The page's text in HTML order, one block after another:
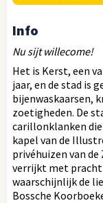
Info
Nu sijt willecome!
Het is Kerst, een
jaar, en de stad is
bijenwaskaarsen,
zoetigheden. De
carillonklanken
kapel van de
privéhuizen van
verrijkt met
waarschijnlijk de
Bossche